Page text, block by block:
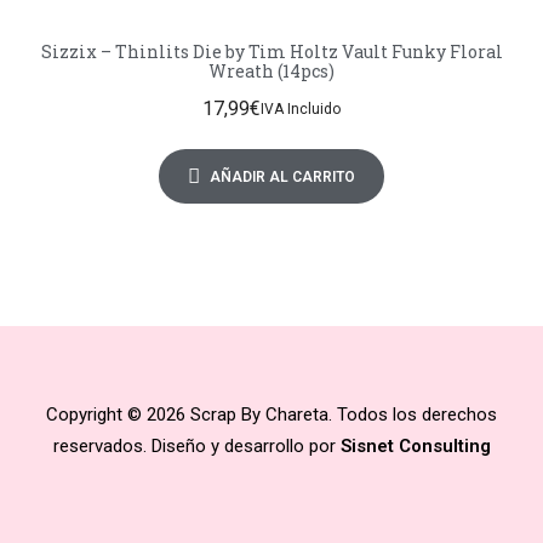
Sizzix – Thinlits Die by Tim Holtz Vault Funky Floral
Wreath (14pcs)
17,99€IVA Incluido
AÑADIR AL CARRITO
Copyright © 2026 Scrap By Chareta. Todos los derechos
reservados. Diseño y desarrollo por Sisnet Consulting